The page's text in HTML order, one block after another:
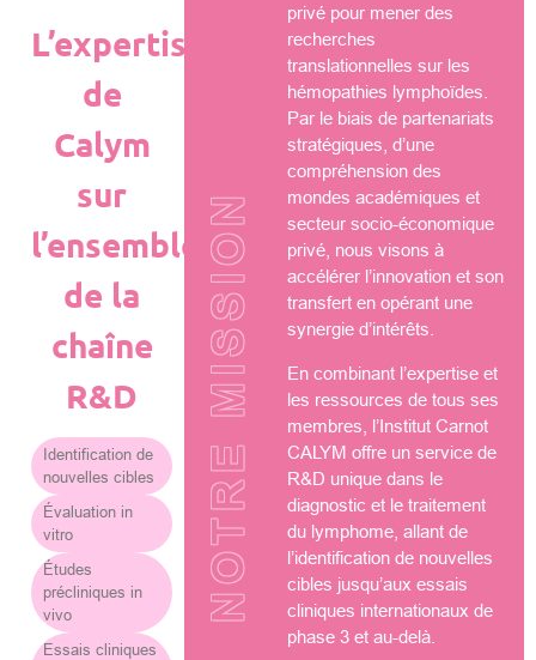
L’expertise
de
Calym
sur
l’ensemble
de la
chaîne
R&D
Identification de
nouvelles cibles
Évaluation in
vitro
Études
précliniques in
vivo
Essais cliniques
NOTRE MISSION
privé pour mener des
recherches
translationnelles sur les
hémopathies lymphoïdes.
Par le biais de partenariats
stratégiques, d’une
compréhension des
mondes académiques et
secteur socio-économique
privé, nous visons à
accélérer l’innovation et son
transfert en opérant une
synergie d’intérêts.
En combinant l’expertise et
les ressources de tous ses
membres, l’Institut Carnot
CALYM offre un service de
R&D unique dans le
diagnostic et le traitement
du lymphome, allant de
l’identification de nouvelles
cibles jusqu’aux essais
cliniques internationaux de
phase 3 et au-delà.